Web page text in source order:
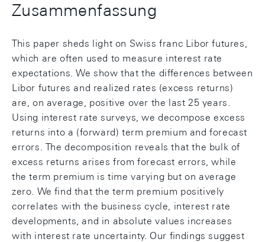
Zusammenfassung
This paper sheds light on Swiss franc Libor futures,
which are often used to measure interest rate
expectations. We show that the diﬀerences between
Libor futures and realized rates (excess returns)
are, on average, positive over the last 25 years.
Using interest rate surveys, we decompose excess
returns into a (forward) term premium and forecast
errors. The decomposition reveals that the bulk of
excess returns arises from forecast errors, while
the term premium is time varying but on average
zero. We ﬁnd that the term premium positively
correlates with the business cycle, interest rate
developments, and in absolute values increases
with interest rate uncertainty. Our ﬁndings suggest